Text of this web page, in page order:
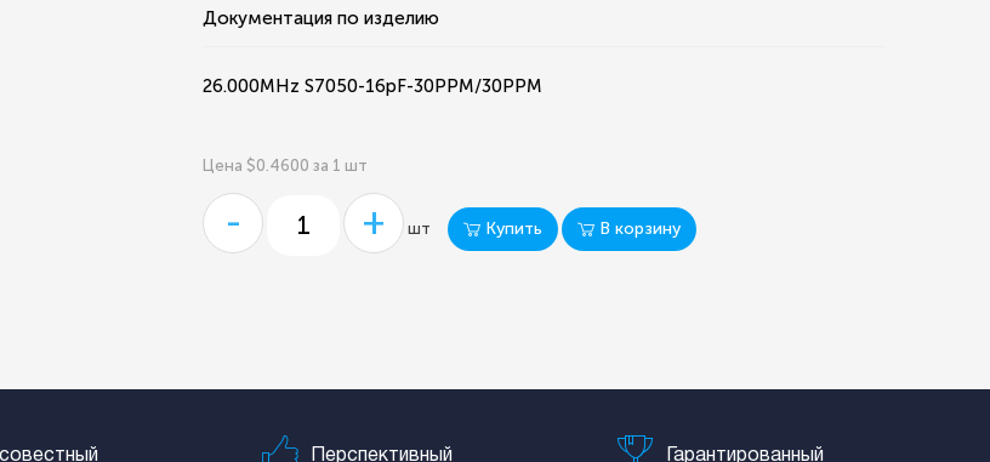
Документация по изделию
26.000MHz S7050-16pF-30PPM/30PPM
Цена $0.4600 за 1 шт
- + шт Купить В корзину
Перспективный Гарантированный